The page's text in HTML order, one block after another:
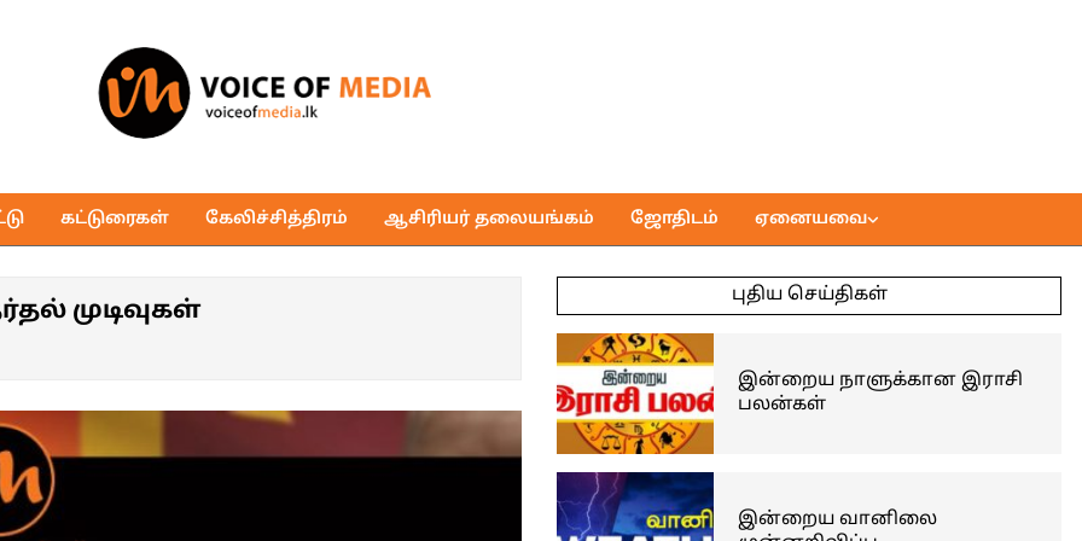
of
Media
கட்டுரைகள் கேலிச்சித்திரம் ஆசிரியர் தலையங்கம் ஜோதிடம் ஏனையவை
முடிவுகள்
புதிய செய்திகள்
இன்றைய நாளுக்கான இராசி
பலன்கள்
இன்றைய வானிலை